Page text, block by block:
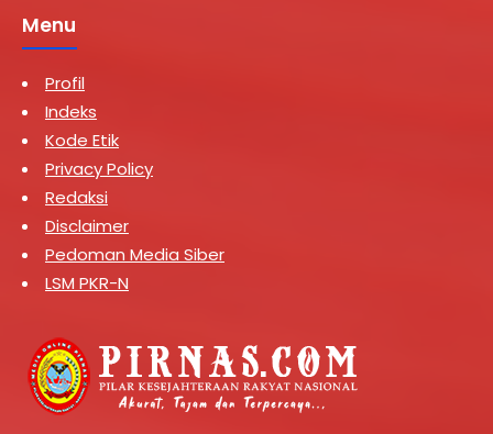
Menu
Profil
Indeks
Kode Etik
Privacy Policy
Redaksi
Disclaimer
Pedoman Media Siber
LSM PKR-N